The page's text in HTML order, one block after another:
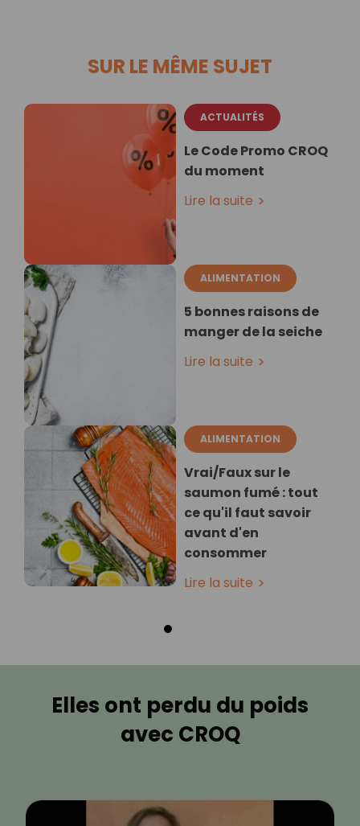
SUR LE MÊME SUJET
ACTUALITÉS
Le Code Promo CROQ
du moment
Lire la suite
ALIMENTATION
5 bonnes raisons de
manger de la seiche
Lire la suite
ALIMENTATION
Vrai/Faux sur le
saumon fumé : tout
ce qu'il faut savoir
avant d'en
consommer
Lire la suite
Elles ont perdu du poids
avec CROQ